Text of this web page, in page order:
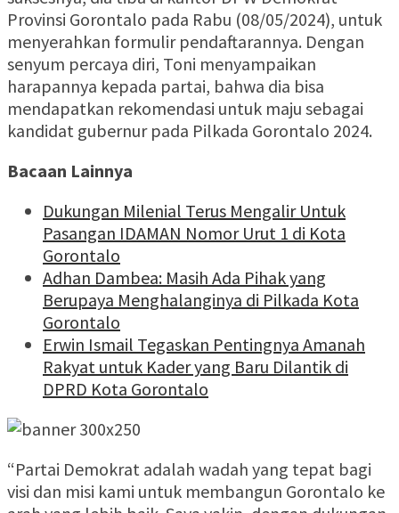
Provinsi Gorontalo pada Rabu (08/05/2024), untuk
menyerahkan formulir pendaftarannya. Dengan
senyum percaya diri, Toni menyampaikan
harapannya kepada partai, bahwa dia bisa
mendapatkan rekomendasi untuk maju sebagai
kandidat gubernur pada Pilkada Gorontalo 2024.
Bacaan Lainnya
Dukungan Milenial Terus Mengalir Untuk
Pasangan IDAMAN Nomor Urut 1 di Kota
Gorontalo
Adhan Dambea: Masih Ada Pihak yang
Berupaya Menghalanginya di Pilkada Kota
Gorontalo
Erwin Ismail Tegaskan Pentingnya Amanah
Rakyat untuk Kader yang Baru Dilantik di
DPRD Kota Gorontalo
“Partai Demokrat adalah wadah yang tepat bagi
visi dan misi kami untuk membangun Gorontalo ke